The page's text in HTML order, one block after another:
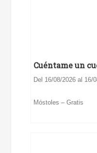
Cuéntame un
Del 16/08/2026 al 16/
Móstoles – Gratis